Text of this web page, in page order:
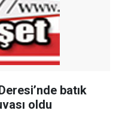
batık
oldu